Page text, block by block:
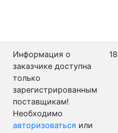
Информация о
заказчике доступна
только
зарегистрированным
поставщикам!
Необходимо
авторизоваться или